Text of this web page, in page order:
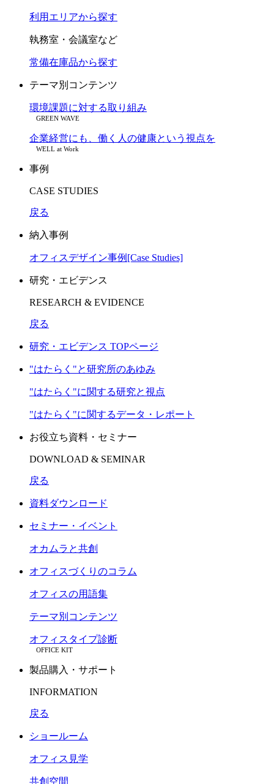
利用エリアから探す
執務室・会議室など
常備在庫品から探す
テーマ別コンテンツ
環境課題に対する取り組み
GREEN WAVE
企業経営にも、働く人の健康という視点を
WELL at Work
事例
CASE STUDIES
戻る
納入事例
オフィスデザイン事例[Case Studies]
研究・エビデンス
RESEARCH & EVIDENCE
戻る
研究・エビデンス TOPページ
"はたらく"と研究所のあゆみ
"はたらく"に関する研究と視点
"はたらく"に関するデータ・レポート
お役立ち資料・セミナー
DOWNLOAD & SEMINAR
戻る
資料ダウンロード
セミナー・イベント
オカムラと共創
オフィスづくりのコラム
オフィスの用語集
テーマ別コンテンツ
オフィスタイプ診断
OFFICE KIT
製品購入・サポート
INFORMATION
戻る
ショールーム
オフィス見学
共創空間